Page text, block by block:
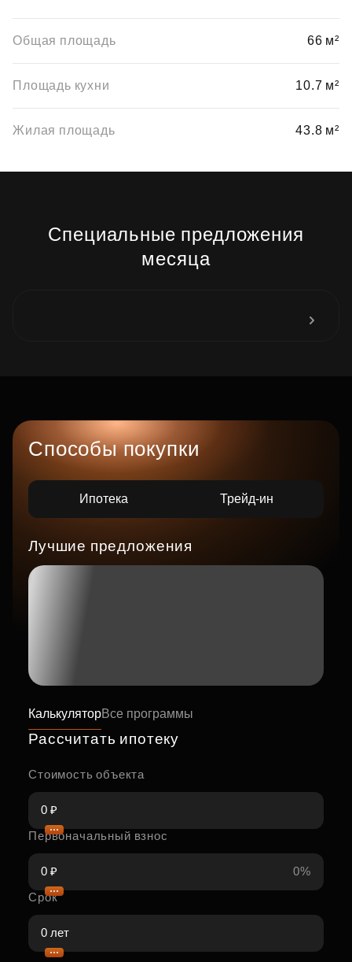
Общая площадь 66 м²
Площадь кухни 10.7 м²
Жилая площадь 43.8 м²
Специальные предложения
месяца
Способы покупки
Ипотека Трейд-ин
Лучшие предложения
КалькуляторВсе программы
Рассчитать ипотеку
Стоимость объекта
Первоначальный взнос
0%
Срок